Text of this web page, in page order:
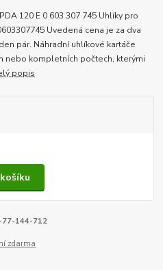
120 E 0 603 307 745 Uhlíky pro
Uvedená cena je za dva
pár. Náhradní uhlíkové kartáče
nebo kompletních počtech, kterými
popis
144-712
zdarma